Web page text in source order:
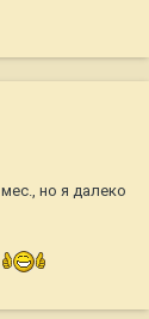
но я далеко